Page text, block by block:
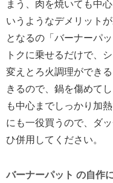
まう、肉を焼いても中
いうようなデメリット
となるの「バーナーパ
トクに乗せるだけで、
変えとろ火調理ができ
きるので、鍋を傷めて
も中心までしっかり加
にも一役買うので、ダ
ひ併用してください。
バーナーパット の自作